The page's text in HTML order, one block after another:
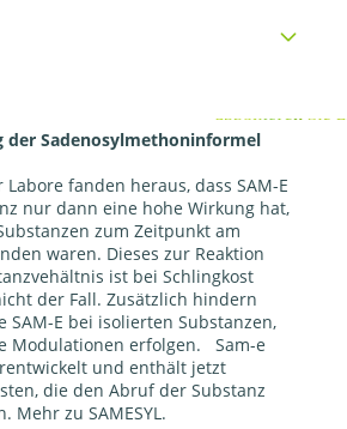
Sadenosylmethoninformel
fanden heraus, dass SAM-E
nur dann eine hohe Wirkung hat,
zum Zeitpunkt am
waren. Dieses zur Reaktion
ist bei Schlingkost
der Fall. Zusätzlich hindern
SAM-E bei isolierten Substanzen,
Modulationen erfolgen. Sam-e
und enthält jetzt
die den Abruf der Substanz
Mehr zu SAMESYL .